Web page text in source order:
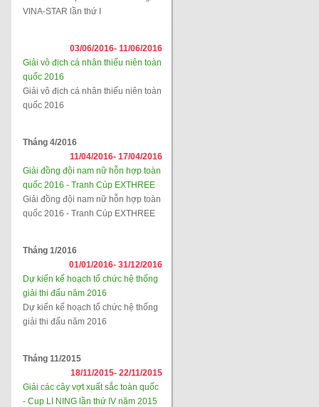
VINA-STAR lần thứ I
03/06/2016- 11/06/2016
Giải vô địch cá nhân thiếu niên toàn
quốc 2016
Giải vô địch cá nhân thiếu niên toàn
quốc 2016
Tháng 4/2016
11/04/2016- 17/04/2016
Giải đồng đội nam nữ hỗn hợp toàn
quốc 2016 - Tranh Cúp EXTHREE
Giải đồng đội nam nữ hỗn hợp toàn
quốc 2016 - Tranh Cúp EXTHREE
Tháng 1/2016
01/01/2016- 31/12/2016
Dự kiến kế hoạch tổ chức hệ thống
giải thi đấu năm 2016
Dự kiến kế hoạch tổ chức hệ thống
giải thi đấu năm 2016
Tháng 11/2015
18/11/2015- 22/11/2015
Giải các cây vợt xuất sắc toàn quốc
- Cup LI NING lần thứ IV năm 2015